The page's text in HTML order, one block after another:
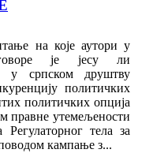
на које аутори у
је јесу ли
у српском друштву
политичких
политичких опција
правне утемељености
тела за
кампање з...